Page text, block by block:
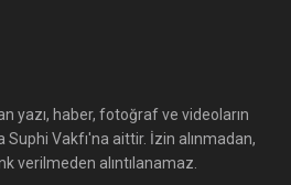
yazı, haber, fotoğraf ve videoların
Vakfı'na aittir. İzin alınmadan,
verilmeden alıntılanamaz.